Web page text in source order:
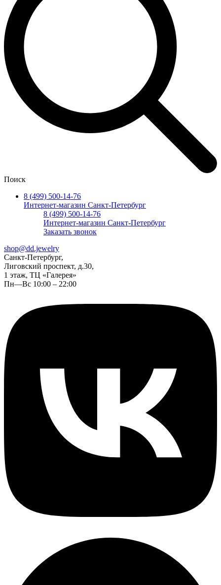
Поиск
8 (499) 500-14-76
Интернет-магазин Санкт-Петербург
8 (499) 500-14-76
Интернет-магазин Санкт-Петербург
Заказать звонок
shop@dd.jewelry
Санкт-Петербург,
Лиговский проспект, д.30,
1 этаж, ТЦ «Галерея»
Пн—Вс 10:00 – 22:00